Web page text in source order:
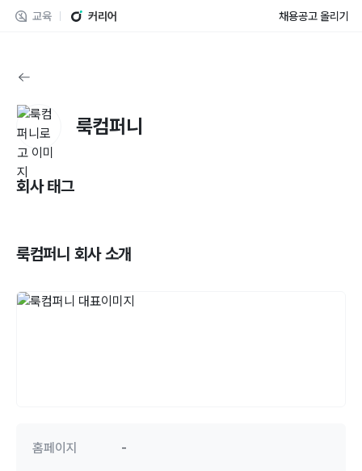
교육 커리어 채용공고 올리기
룩컴퍼니
회사 태그
룩컴퍼니 회사 소개
홈페이지 -